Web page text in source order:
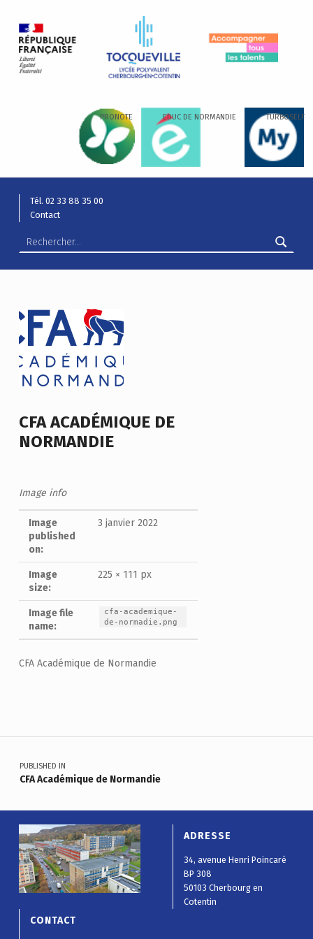
PRONOTE EDUC DE NORMANDIE TURBOSELF
Tél. 02 33 88 35 00
Contact
CFA ACADÉMIQUE DE
NORMANDIE
Image info
Image
published
on:
3 janvier 2022
Image
size:
225 × 111 px
Image file
name:
cfa-academique-
de-normadie.png
CFA Académique de Normandie
Navigation de l’article
PUBLISHED IN
CFA Académique de Normandie
ADRESSE
34, avenue Henri Poincaré
BP 308
50103 Cherbourg en
Cotentin
CONTACT